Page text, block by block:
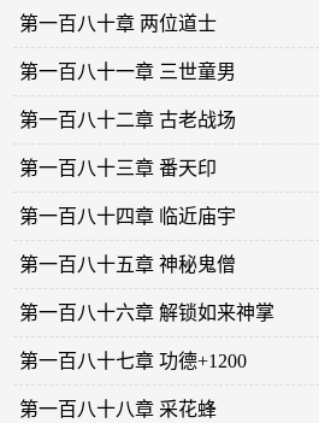
第一百八十章 两位道士
第一百八十一章 三世童男
第一百八十二章 古老战场
第一百八十三章 番天印
第一百八十四章 临近庙宇
第一百八十五章 神秘鬼僧
第一百八十六章 解锁如来神掌
第一百八十七章 功德+1200
第一百八十八章 采花蜂